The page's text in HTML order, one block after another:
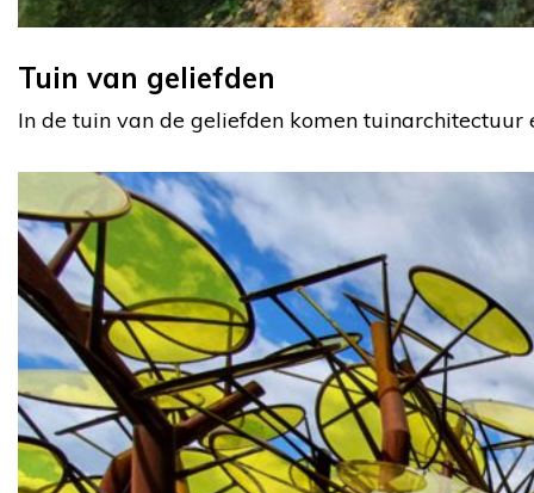
Tuin van geliefden
In de tuin van de geliefden komen tuinarchitectuur